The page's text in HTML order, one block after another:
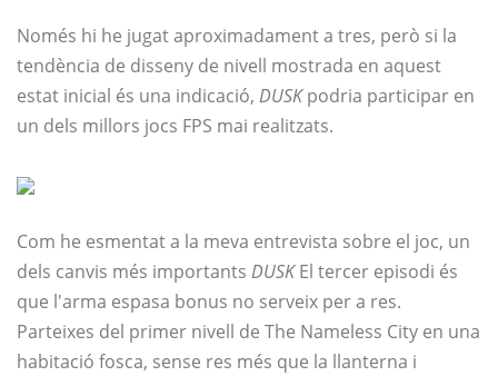
Només hi he jugat aproximadament a tres, però si la
tendència de disseny de nivell mostrada en aquest
estat inicial és una indicació, DUSKpodria participar en
un dels millors jocs FPS mai realitzats.
Com he esmentat a la meva entrevista sobre el joc, un
dels canvis més importants DUSKEl tercer episodi és
que l'arma espasa bonus no serveix per a res.
Parteixes del primer nivell de The Nameless City en una
habitació fosca, sense res més que la llanterna i